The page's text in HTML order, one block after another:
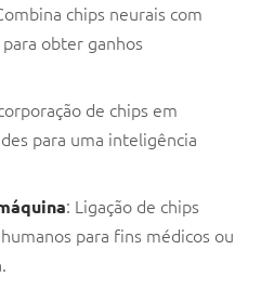
chips neurais com
obter ganhos
de chips em
para uma inteligência
: Ligação de chips
para fins médicos ou